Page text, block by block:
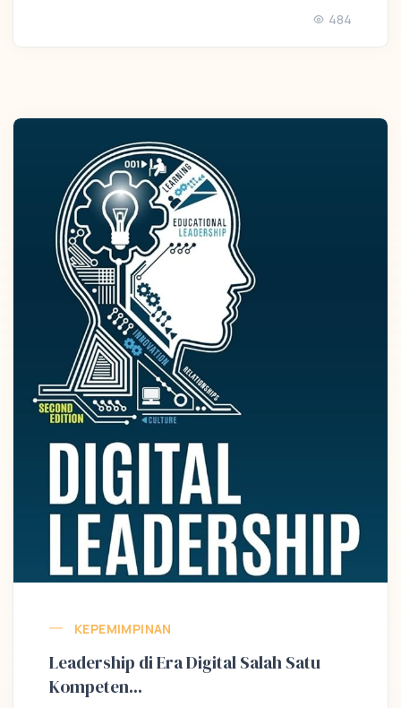
484
KEPEMIMPINAN
Leadership di Era Digital Salah Satu
Kompeten...